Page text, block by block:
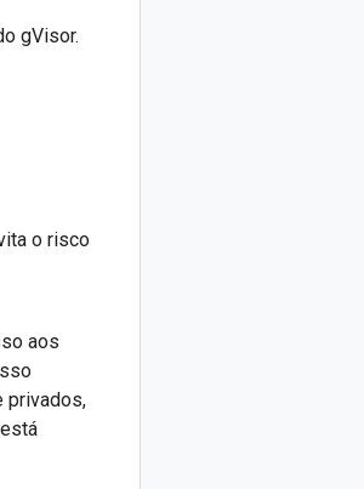
gVisor.
o risco
aos
privados,